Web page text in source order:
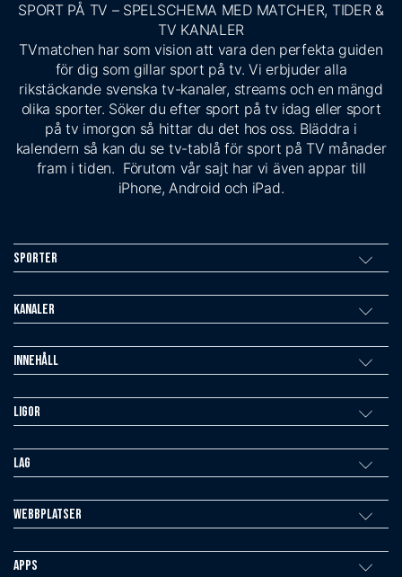
SPORT PÅ TV – SPELSCHEMA MED MATCHER, TIDER &
TV KANALER
TVmatchen har som vision att vara den perfekta guiden
för dig som gillar sport på tv. Vi erbjuder alla
rikstäckande svenska tv-kanaler, streams och en mängd
olika sporter. Söker du efter sport på tv idag eller sport
på tv imorgon så hittar du det hos oss. Bläddra i
kalendern så kan du se tv-tablå för sport på TV månader
fram i tiden. Förutom vår sajt har vi även appar till
iPhone, Android och iPad.
Sporter
Kanaler
Innehåll
Ligor
Lag
Webbplatser
Apps